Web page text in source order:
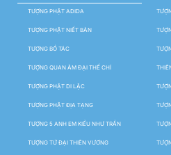
TƯỢNG PHẬT ADIDA
TƯỢNG PHẬT NIẾT BÀN
TƯỢNG BỒ TÁC
TƯỢNG QUAN ÂM ĐẠI THẾ CHÍ
TƯỢNG PHẬT DI LẶC
TƯỢNG PHẬT ĐỊA TẠNG
TƯỢNG 5 ANH EM KIỀU NHƯ TRẦN
TƯỢNG TỨ ĐẠI THIÊN VƯƠNG